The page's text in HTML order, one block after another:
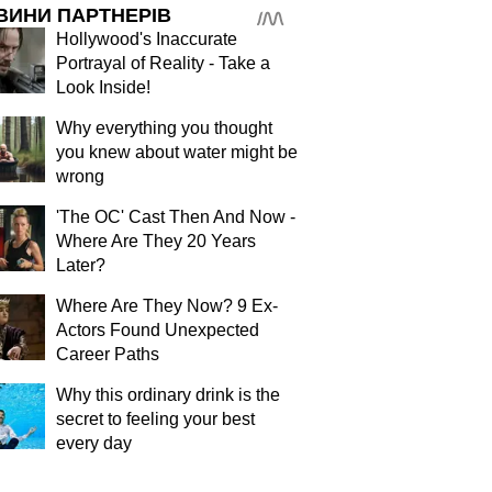
ПАРТНЕРІВ
Hollywood's Inaccurate
Portrayal of Reality - Take a
Look Inside!
Why everything you thought
you knew about water might be
wrong
'The OC' Cast Then And Now -
Where Are They 20 Years
Later?
Where Are They Now? 9 Ex-
Actors Found Unexpected
Career Paths
Why this ordinary drink is the
secret to feeling your best
every day